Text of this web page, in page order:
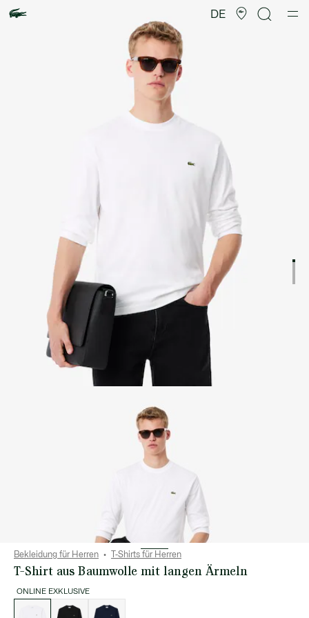
DE
Bekleidung für Herren T-Shirts für Herren
T-Shirt aus Baumwolle mit langen Ärmeln
ONLINE EXKLUSIVE
Varianten